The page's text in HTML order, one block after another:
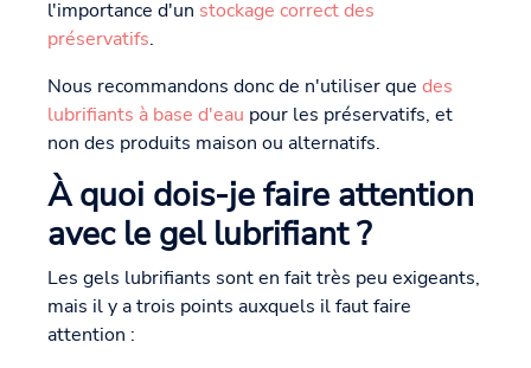
l'importance d'un stockage correct des
préservatifs.
Nous recommandons donc de n'utiliser que des
lubrifiants à base d'eau pour les préservatifs, et
non des produits maison ou alternatifs.
À quoi dois-je faire attention
avec le gel lubrifiant ?
Les gels lubrifiants sont en fait très peu exigeants,
mais il y a trois points auxquels il faut faire
attention :